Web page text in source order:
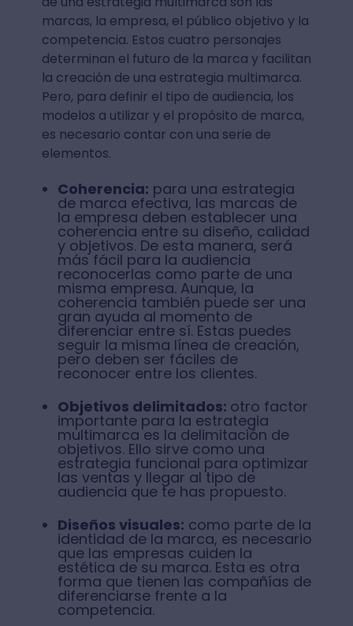
marcas, la empresa, el público objetivo y la
competencia. Estos cuatro personajes
determinan el futuro de la marca y facilitan
la creación de una estrategia multimarca.
Pero, para definir el tipo de audiencia, los
modelos a utilizar y el propósito de marca,
es necesario contar con una serie de
elementos.
Coherencia: para una estrategia
de marca efectiva, las marcas de
la empresa deben establecer una
coherencia entre su diseño, calidad
y objetivos. De esta manera, será
más fácil para la audiencia
reconocerlas como parte de una
misma empresa. Aunque, la
coherencia también puede ser una
gran ayuda al momento de
diferenciar entre sí. Estas puedes
seguir la misma línea de creación,
pero deben ser fáciles de
reconocer entre los clientes.
Objetivos delimitados: otro factor
importante para la estrategia
multimarca es la delimitación de
objetivos. Ello sirve como una
estrategia funcional para optimizar
las ventas y llegar al tipo de
audiencia que te has propuesto.
Diseños visuales: como parte de la
identidad de la marca, es necesario
que las empresas cuiden la
estética de su marca. Esta es otra
forma que tienen las compañías de
diferenciarse frente a la
competencia.